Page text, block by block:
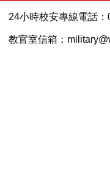
24小時校安專線電話
教官室信箱：